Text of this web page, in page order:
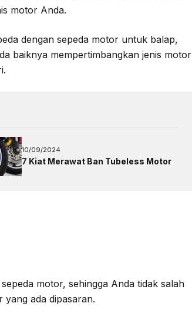
motor Anda.
dengan sepeda motor untuk balap,
baiknya mempertimbangkan jenis motor
10/09/2024
7 Kiat Merawat Ban Tubeless Motor
motor, sehingga Anda tidak salah
yang ada dipasaran.